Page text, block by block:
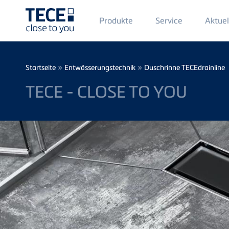
Main
Menü
1
Produkte Service
Breadcrumb
Startseite » Entwässerungstechnik » Duschrinne TECEdrainline
TECE - CLOSE TO YOU